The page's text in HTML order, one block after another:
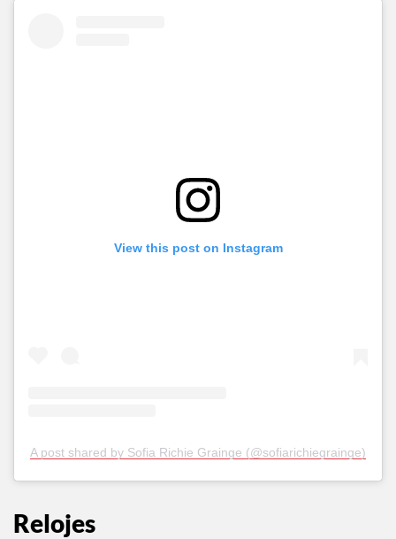
View this post on Instagram
A post shared by Sofia Richie Grainge (@sofiarichiegrainge)
Relojes